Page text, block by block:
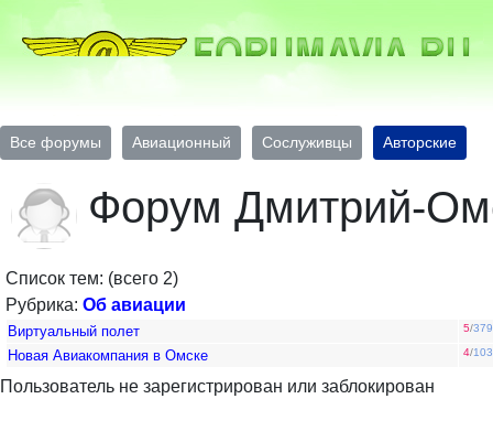
Все форумы Авиационный Сослуживцы Авторские
Форум Дмитрий-
Список тем: (всего 2)
Рубрика: Об авиации
Виртуальный полет 5/
Новая Авиакомпания в Омске 4/
Пользователь не зарегистрирован или заблокирован